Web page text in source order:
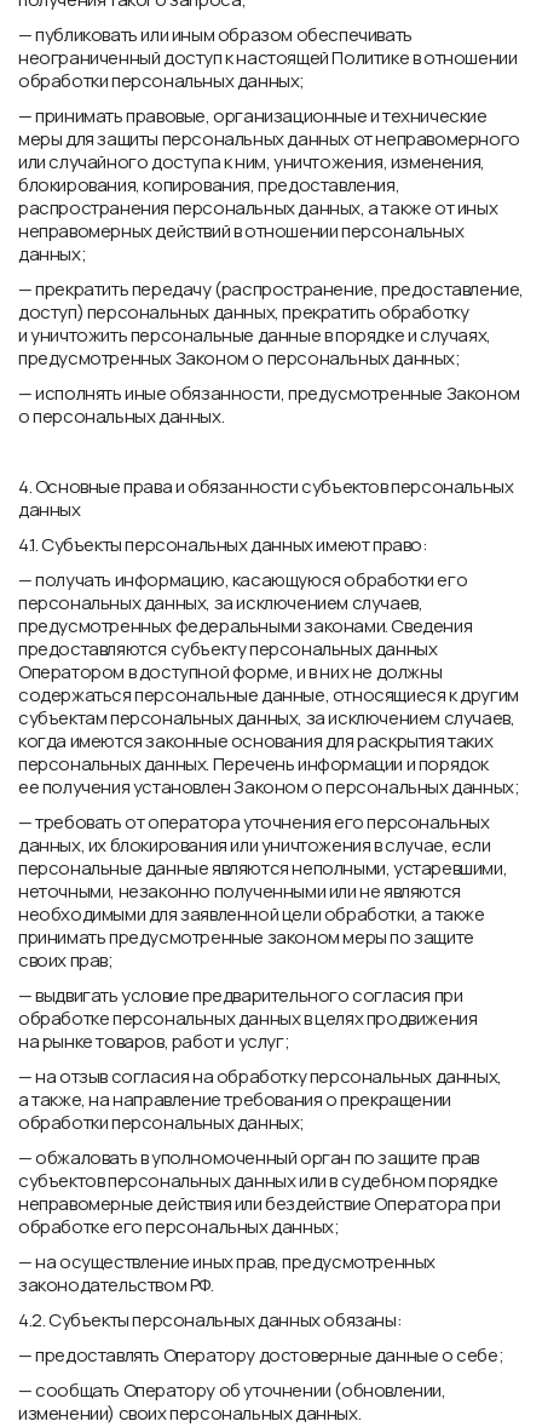
— публиковать или иным образом обеспечивать
неограниченный доступ к настоящей Политике в отношении
обработки персональных данных;
— принимать правовые, организационные и технические
меры для защиты персональных данных от неправомерного
или случайного доступа к ним, уничтожения, изменения,
блокирования, копирования, предоставления,
распространения персональных данных, а также от иных
неправомерных действий в отношении персональных
данных;
— прекратить передачу (распространение, предоставление,
доступ) персональных данных, прекратить обработку
и уничтожить персональные данные в порядке и случаях,
предусмотренных Законом о персональных данных;
— исполнять иные обязанности, предусмотренные Законом
о персональных данных.
4. Основные права и обязанности субъектов персональных
данных
4.1. Субъекты персональных данных имеют право:
— получать информацию, касающуюся обработки его
персональных данных, за исключением случаев,
предусмотренных федеральными законами. Сведения
предоставляются субъекту персональных данных
Оператором в доступной форме, и в них не должны
содержаться персональные данные, относящиеся к другим
субъектам персональных данных, за исключением случаев,
когда имеются законные основания для раскрытия таких
персональных данных. Перечень информации и порядок
ее получения установлен Законом о персональных данных;
— требовать от оператора уточнения его персональных
данных, их блокирования или уничтожения в случае, если
персональные данные являются неполными, устаревшими,
неточными, незаконно полученными или не являются
необходимыми для заявленной цели обработки, а также
принимать предусмотренные законом меры по защите
своих прав;
— выдвигать условие предварительного согласия при
обработке персональных данных в целях продвижения
на рынке товаров, работ и услуг;
— на отзыв согласия на обработку персональных данных,
а также, на направление требования о прекращении
обработки персональных данных;
— обжаловать в уполномоченный орган по защите прав
субъектов персональных данных или в судебном порядке
неправомерные действия или бездействие Оператора при
обработке его персональных данных;
— на осуществление иных прав, предусмотренных
законодательством РФ.
4.2. Субъекты персональных данных обязаны:
— предоставлять Оператору достоверные данные о себе;
— сообщать Оператору об уточнении (обновлении,
изменении) своих персональных данных.